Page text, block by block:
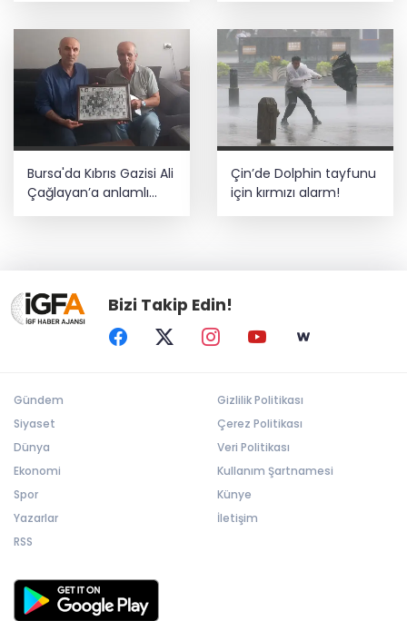
Bursa'da Kıbrıs Gazisi Ali
Çağlayan’a anlamlı
Çin’de Dolphin tayfunu
için kırmızı alarm!
Bizi Takip Edin!
Gündem
Siyaset
Dünya
Ekonomi
Spor
Yazarlar
RSS
Gizlilik Politikası
Çerez Politikası
Veri Politikası
Kullanım Şartnamesi
Künye
İletişim